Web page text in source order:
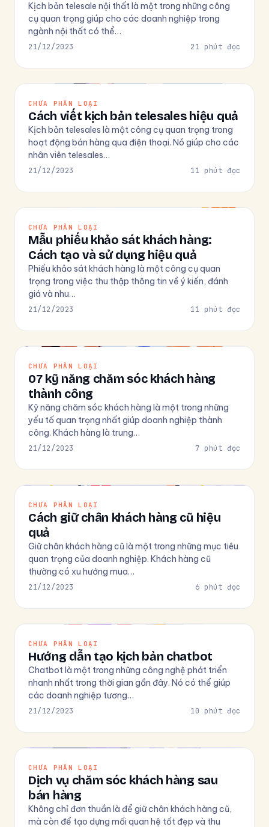
Kịch bản telesale nội thất là một trong những công
cụ quan trọng giúp cho các doanh nghiệp trong
ngành nội thất có thể…
21/12/2023 21 phút đọc
CHƯA PHÂN LOẠI
Cách viết kịch bản telesales hiệu quả
Kịch bản telesales là một công cụ quan trọng trong
hoạt động bán hàng qua điện thoại. Nó giúp cho các
nhân viên telesales…
21/12/2023 11 phút đọc
CHƯA PHÂN LOẠI
Mẫu phiếu khảo sát khách hàng:
Cách tạo và sử dụng hiệu quả
Phiếu khảo sát khách hàng là một công cụ quan
trọng trong việc thu thập thông tin về ý kiến, đánh
giá và nhu…
21/12/2023 11 phút đọc
CHƯA PHÂN LOẠI
07 kỹ năng chăm sóc khách hàng
thành công
Kỹ năng chăm sóc khách hàng là một trong những
yếu tố quan trọng nhất giúp doanh nghiệp thành
công. Khách hàng là trung…
21/12/2023 7 phút đọc
CHƯA PHÂN LOẠI
Cách giữ chân khách hàng cũ hiệu
quả
Giữ chân khách hàng cũ là một trong những mục tiêu
quan trọng của doanh nghiệp. Khách hàng cũ
thường có xu hướng mua…
21/12/2023 6 phút đọc
CHƯA PHÂN LOẠI
Hướng dẫn tạo kịch bản chatbot
Chatbot là một trong những công nghệ phát triển
nhanh nhất trong thời gian gần đây. Nó có thể giúp
các doanh nghiệp tương…
21/12/2023 10 phút đọc
CHƯA PHÂN LOẠI
Dịch vụ chăm sóc khách hàng sau
bán hàng
Không chỉ đơn thuần là để giữ chân khách hàng cũ,
mà còn để tạo dựng mối quan hệ tốt đẹp và thu